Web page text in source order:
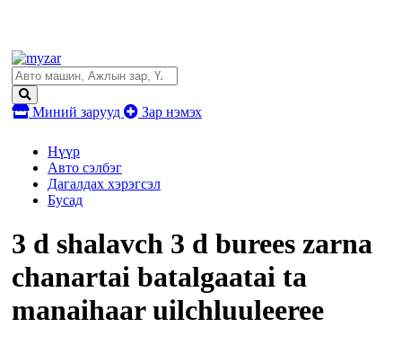
Миний зарууд Зар нэмэх
Нүүр
Авто сэлбэг
Дагалдах хэрэгсэл
Бусад
3 d shalavch 3 d burees zarna
chanartai batalgaatai ta
manaihaar uilchluuleeree